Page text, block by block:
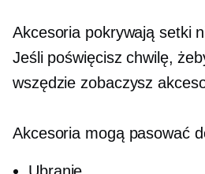
Akcesoria pokrywają setki
Jeśli poświęcisz chwilę,
wszędzie zobaczysz
Akcesoria mogą pasować